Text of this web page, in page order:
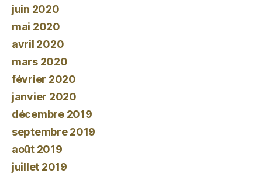
juin 2020
mai 2020
avril 2020
mars 2020
février 2020
janvier 2020
décembre 2019
septembre 2019
août 2019
juillet 2019